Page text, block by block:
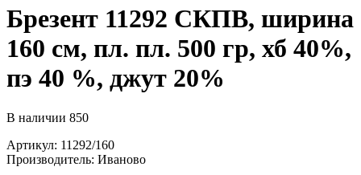
Брезент 11292 СКПВ, ширина
160 см, пл. пл. 500 гр, хб 40%,
пэ 40 %, джут 20%
В наличии 850
Артикул: 11292/160
Производитель: Иваново